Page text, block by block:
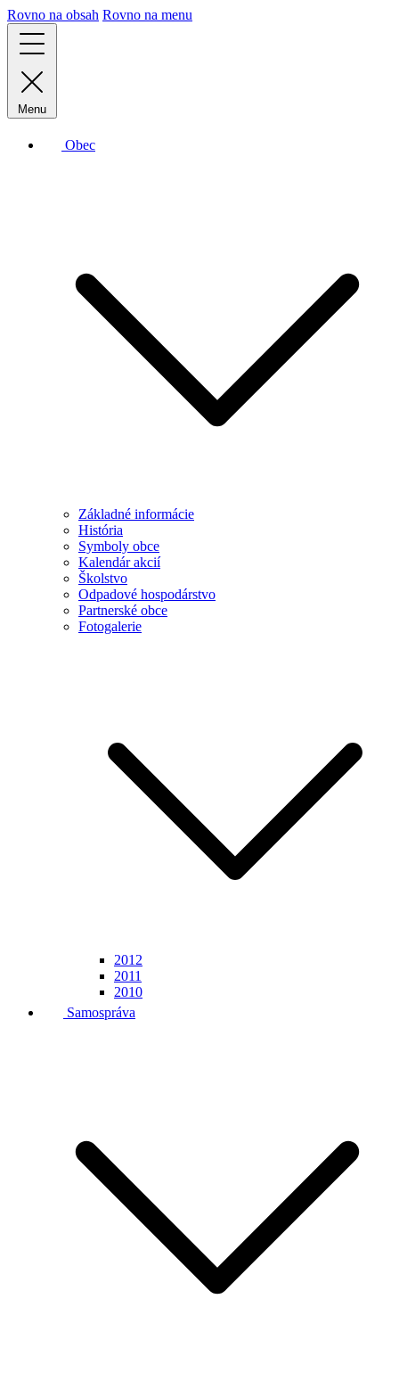
Rovno na obsah Rovno na menu
Menu
Obec
Základné informácie
História
Symboly obce
Kalendár akcií
Školstvo
Odpadové hospodárstvo
Partnerské obce
Fotogalerie
2012
2011
2010
Samospráva